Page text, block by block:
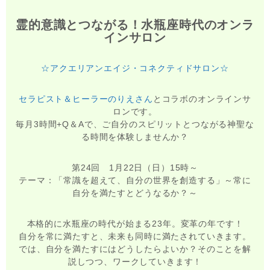
霊的意識とつながる！水瓶座時代のオンラ
インサロン
☆アクエリアンエイジ・コネクティドサロン☆
セラピスト＆ヒーラーのりえさん とコラボのオンラインサ
ロンです。
毎月3時間+Q＆Aで、ご自分のスピリットとつながる神聖な
る時間を体験しませんか？
第24回 1月22日（日）15時～
テーマ：「常識を超えて、自分の世界を創造する」～常に
自分を満たすとどうなるか？～
本格的に水瓶座の時代が始まる23年。変革の年です！
自分を常に満たすと、未来も同時に満たされていきます。
では、自分を満たすにはどうしたらよいか？そのことを解
説しつつ、ワークしていきます！